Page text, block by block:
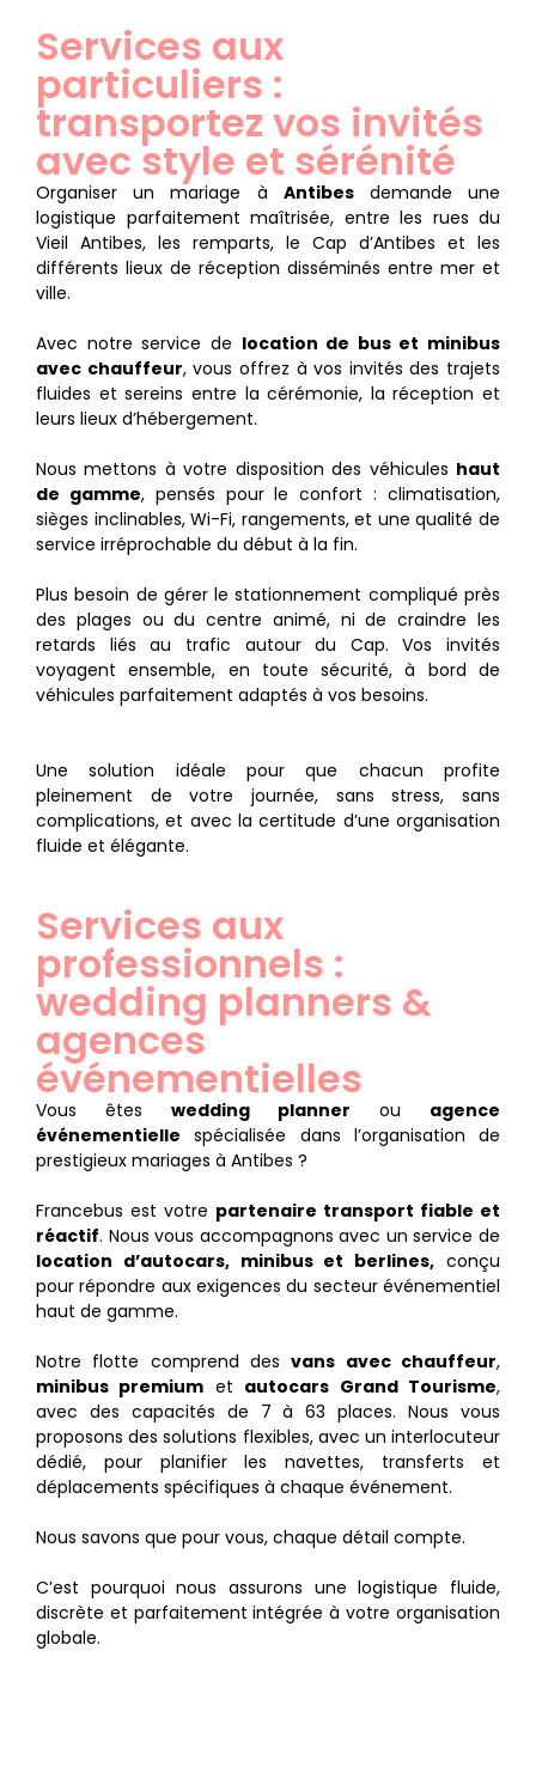
Services aux
particuliers :
transportez vos invités
avec style et sérénité
Organiser un mariage à Antibesdemande une
logistique parfaitement maîtrisée, entre les rues du
Vieil Antibes, les remparts, le Cap d’Antibes et les
différents lieux de réception disséminés entre mer et
ville.
Avec notre service de location de bus et minibus
avec chauffeur, vous offrez à vos invités des trajets
fluides et sereins entre la cérémonie, la réception et
leurs lieux d’hébergement.
Nous mettons à votre disposition des véhicules haut
de gamme, pensés pour le confort : climatisation,
sièges inclinables, Wi-Fi, rangements, et une qualité de
service irréprochable du début à la fin.
Plus besoin de gérer le stationnement compliqué près
des plages ou du centre animé, ni de craindre les
retards liés au trafic autour du Cap. Vos invités
voyagent ensemble, en toute sécurité, à bord de
véhicules parfaitement adaptés à vos besoins.
Une solution idéale pour que chacun profite
pleinement de votre journée, sans stress, sans
complications, et avec la certitude d’une organisation
fluide et élégante.
Services aux
professionnels :
wedding planners &
agences
événementielles
Vous êtes wedding planner ou agence
événementielle spécialisée dans l’organisation de
prestigieux mariages à Antibes ?
Francebus est votre partenaire transport fiable et
réactif. Nous vous accompagnons avec un service de
location d’autocars, minibus et berlines, conçu
pour répondre aux exigences du secteur événementiel
haut de gamme.
Notre flotte comprend desvans avec chauffeur,
minibus premium et autocars Grand Tourisme,
avec des capacités de 7 à 63 places. Nous vous
proposons des solutions flexibles, avec un interlocuteur
dédié, pour planifier les navettes, transferts et
déplacements spécifiques à chaque événement.
Nous savons que pour vous, chaque détail compte.
C’est pourquoi nous assurons une logistique fluide,
discrète et parfaitement intégrée à votre organisation
globale.